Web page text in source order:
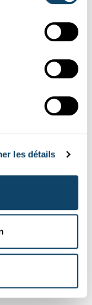
les détails
et de
notre newsletter. Vous
en cliquant sur
newsletter. Pour